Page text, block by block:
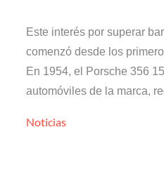
Este interés por superar
comenzó desde los
En 1954, el Porsche 356
automóviles de la marca,
Noticias